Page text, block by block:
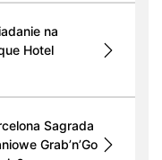
na
Hotel
Sagrada
Grab’n’Go